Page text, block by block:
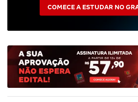
COMECE A ESTUDAR NO